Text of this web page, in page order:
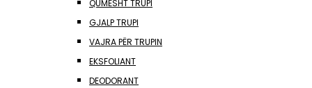
QUMËSHT TRUPI
GJALP TRUPI
VAJRA PËR TRUPIN
EKSFOLIANT
DEODORANT